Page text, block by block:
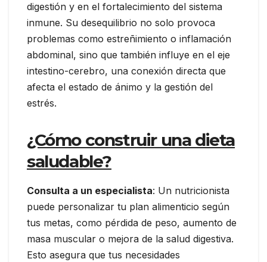
digestión y en el fortalecimiento del sistema
inmune. Su desequilibrio no solo provoca
problemas como estreñimiento o inflamación
abdominal, sino que también influye en el eje
intestino-cerebro, una conexión directa que
afecta el estado de ánimo y la gestión del
estrés.
¿Cómo construir una dieta
saludable?
Consulta a un especialista: Un nutricionista
puede personalizar tu plan alimenticio según
tus metas, como pérdida de peso, aumento de
masa muscular o mejora de la salud digestiva.
Esto asegura que tus necesidades